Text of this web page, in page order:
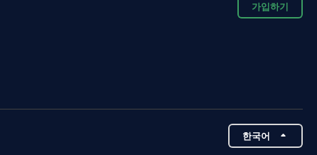
가입하기
한국어